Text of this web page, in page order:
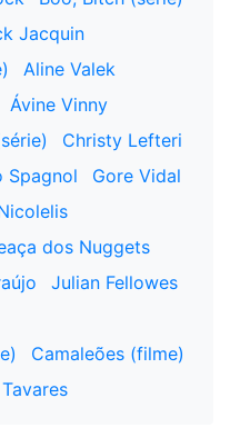
Jacquin
Aline Valek
Ávine Vinny
Christy Lefteri
Spagnol
Gore Vidal
dos Nuggets
Julian Fellowes
Camaleões (filme)